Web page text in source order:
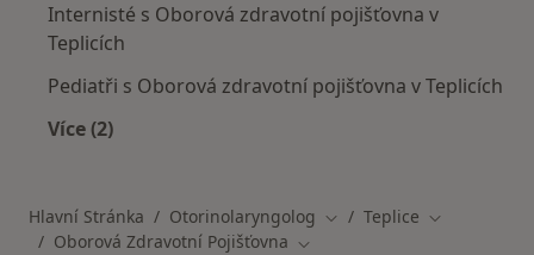
Internisté s Oborová zdravotní pojišťovna v
Teplicích
Pediatři s Oborová zdravotní pojišťovna v Teplicích
Více (2)
Hlavní Stránka Otorinolaryngolog Změna města
Teplice Změna města
Oborová Zdravotní Pojišťovna Změna města